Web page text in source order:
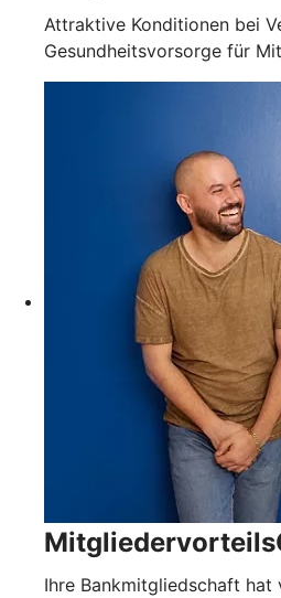
Attraktive Konditionen bei
Gesundheitsvorsorge für
Ihre Bankmitgliedschaft hat